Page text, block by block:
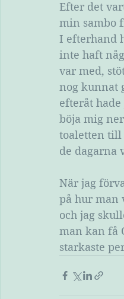
Efter det
min sambo
I efterhand
inte haft
var med,
nog kunnat
efteråt
böja mig
toaletten till
de dagarna
När jag
på hur man
och jag
man kan få
starkaste